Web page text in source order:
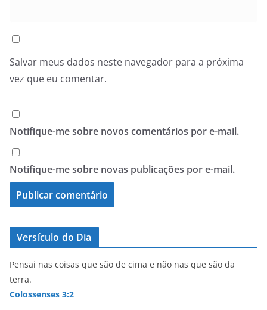
Salvar meus dados neste navegador para a próxima
vez que eu comentar.
Notifique-me sobre novos comentários por e-mail.
Notifique-me sobre novas publicações por e-mail.
Versículo do Dia
Pensai nas coisas que são de cima e não nas que são da
terra.
Colossenses 3:2